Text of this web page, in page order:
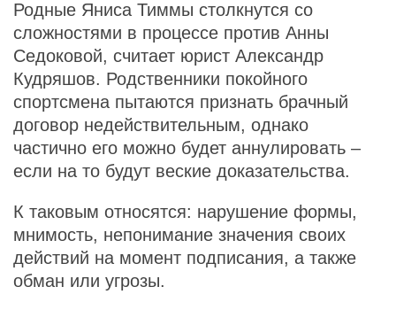
Родные Яниса Тиммы столкнутся со
сложностями в процессе против Анны
Седоковой, считает юрист Александр
Кудряшов. Родственники покойного
спортсмена пытаются признать брачный
договор недействительным, однако
частично его можно будет аннулировать –
если на то будут веские доказательства.
К таковым относятся: нарушение формы,
мнимость, непонимание значения своих
действий на момент подписания, а также
обман или угрозы.